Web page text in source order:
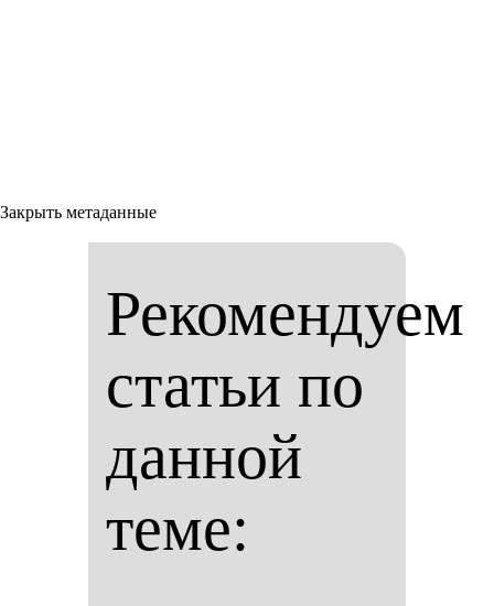
Закрыть метаданные
Рекомендуем
статьи по
данной
теме: